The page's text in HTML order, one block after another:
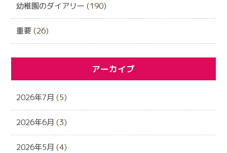
幼稚園のダイアリー (190)
重要 (26)
アーカイブ
2026年7月 (5)
2026年6月 (3)
2026年5月 (4)